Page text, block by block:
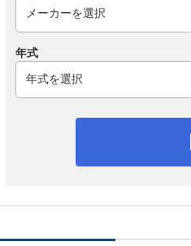
年式